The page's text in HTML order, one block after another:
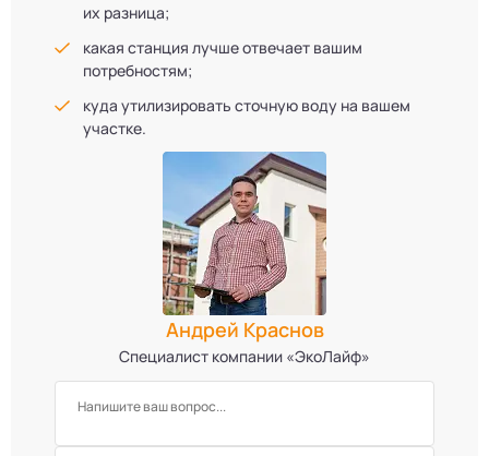
их разница;
какая станция лучше отвечает вашим
потребностям;
куда утилизировать сточную воду на вашем
участке.
Андрей Краснов
Специалист компании «ЭкоЛайф»